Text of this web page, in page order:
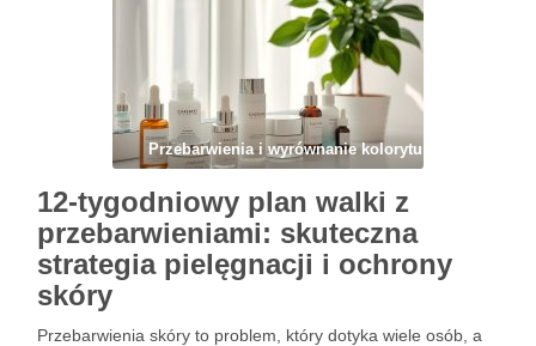
Przebarwienia i wyrównanie kolorytu
12-tygodniowy plan walki z
przebarwieniami: skuteczna
strategia pielęgnacji i ochrony
skóry
Przebarwienia skóry to problem, który dotyka wiele osób, a